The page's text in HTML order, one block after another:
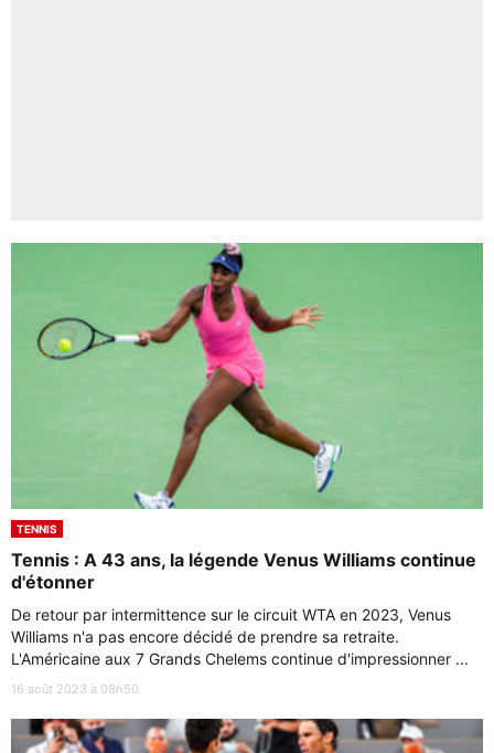
TENNIS
Tennis : A 43 ans, la légende Venus Williams continue
d'étonner
De retour par intermittence sur le circuit WTA en 2023, Venus
Williams n'a pas encore décidé de prendre sa retraite.
L'Américaine aux 7 Grands Chelems continue d'impressionner ...
16 août 2023 à 08h50